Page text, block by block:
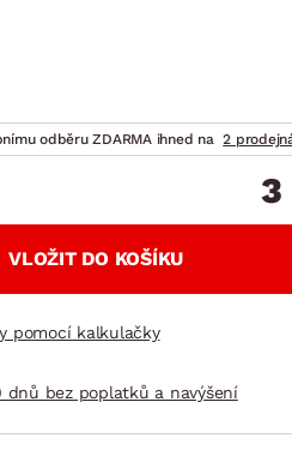
odběru ZDARMA ihned na 2
3
VLOŽIT DO KOŠÍKU
pomocí kalkulačky
bez poplatků a navýšení